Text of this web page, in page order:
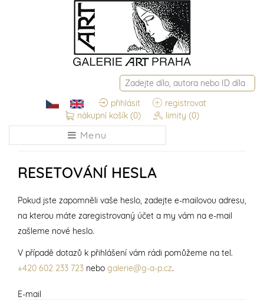
přihlásit
registrovat
nákupní košík (0) limity (0)
Menu
RESETOVÁNÍ HESLA
E-mail
Pokud jste zapomněli vaše heslo, zadejte e-mailovou adresu,
na kterou máte zaregistrovaný účet a my vám na e-mail
zašleme nové heslo.
V případě dotazů k přihlášení vám rádi pomůžeme na tel.
+420 602 233 723 nebo galerie@g-a-p.cz.